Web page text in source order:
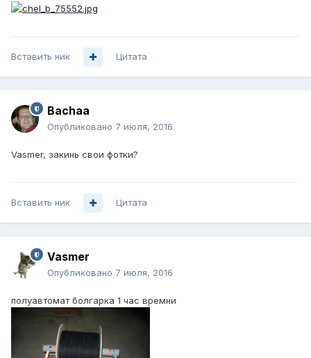
Вставить ник Цитата
Bachaa
Опубликовано 7 июля, 2016
Vasmer, закинь свои фотки?
Вставить ник Цитата
Vasmer
Опубликовано 7 июля, 2016
полуавтомат болгарка 1 час времни